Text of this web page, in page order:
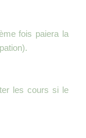
fois paiera la
les cours si le